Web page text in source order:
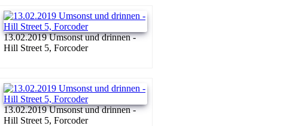
13.02.2019 Umsonst und drinnen -
Hill Street 5, Forcoder
13.02.2019 Umsonst und drinnen -
Hill Street 5, Forcoder